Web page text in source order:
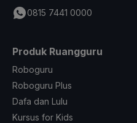
0815 7441 0000
Produk Ruangguru
Roboguru
Roboguru Plus
Dafa dan Lulu
Kursus for Kids